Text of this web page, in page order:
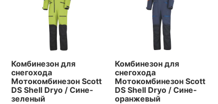
Комбинезон для
снегохода
Мотокомбинезон Scott
DS Shell Dryo / Сине-
зеленый
Комбинезон для
снегохода
Мотокомбинезон Scott
DS Shell Dryo / Сине-
оранжевый